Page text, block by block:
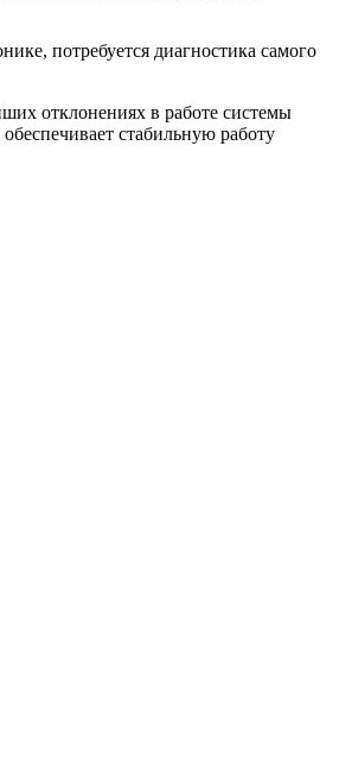
потребуется диагностика самого
отклонениях в работе системы
стабильную работу